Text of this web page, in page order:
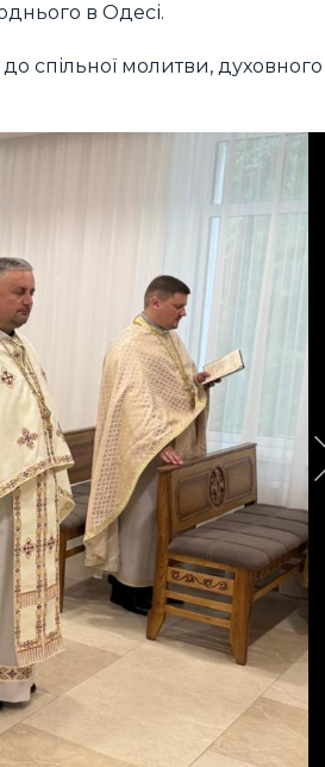
в Одесі.
спільної молитви, духовного